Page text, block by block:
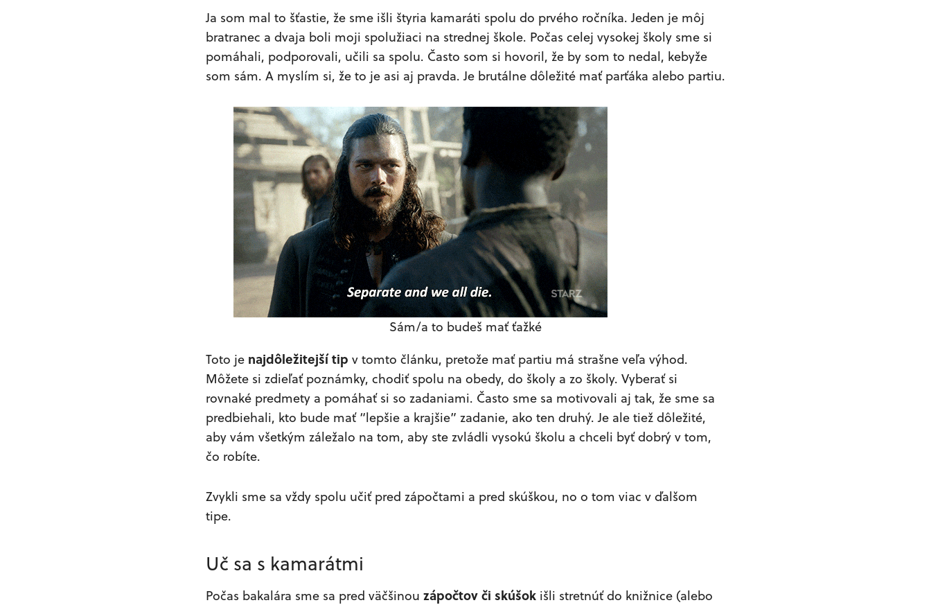
Ja som mal to šťastie, že sme išli štyria kamaráti spolu do prvého ročníka. Jeden je môj
bratranec a dvaja boli moji spolužiaci na strednej škole. Počas celej vysokej školy sme si
pomáhali, podporovali, učili sa spolu. Často som si hovoril, že by som to nedal, kebyže
som sám. A myslím si, že to je asi aj pravda. Je brutálne dôležité mať parťáka alebo partiu.
Sám/a to budeš mať ťažké
Toto je najdôležitejší tip v tomto článku, pretože mať partiu má strašne veľa výhod.
Môžete si zdieľať poznámky, chodiť spolu na obedy, do školy a zo školy. Vyberať si
rovnaké predmety a pomáhať si so zadaniami. Často sme sa motivovali aj tak, že sme sa
predbiehali, kto bude mať “lepšie a krajšie” zadanie, ako ten druhý. Je ale tiež dôležité,
aby vám všetkým záležalo na tom, aby ste zvládli vysokú školu a chceli byť dobrý v tom,
čo robíte.
Zvykli sme sa vždy spolu učiť pred zápočtami a pred skúškou, no o tom viac v ďalšom
tipe.
Uč sa s kamarátmi
Počas bakalára sme sa pred väčšinou zápočtov či skúšok išli stretnúť do knižnice (alebo